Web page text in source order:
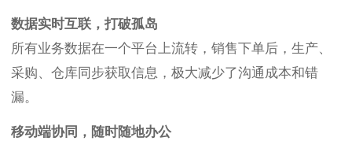
数据实时互联，打破孤岛
所有业务数据在一个平台上流转，销售下单后，生产、
采购、仓库同步获取信息，极大减少了沟通成本和错
漏。
移动端协同，随时随地办公